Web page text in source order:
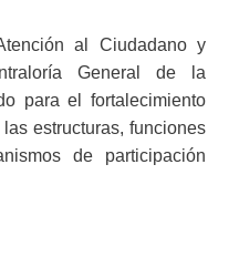
al Ciudadano y
General de la
para el fortalecimiento
estructuras, funciones
de participación